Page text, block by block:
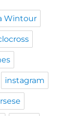
Wintour
instagram